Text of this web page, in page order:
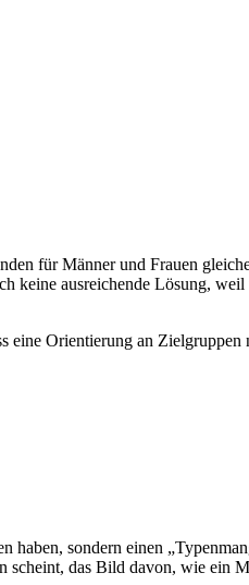
für Männer und Frauen
keine ausreichende Lösung,
Orientierung an
sondern einen
das Bild davon, wie ein